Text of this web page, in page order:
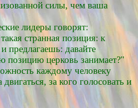
силы, чем ваша
лидеры говорят:
странная позиция: к
предлагаешь: давайте
позицию церковь занимает?"
каждому человеку
за кого голосовать и